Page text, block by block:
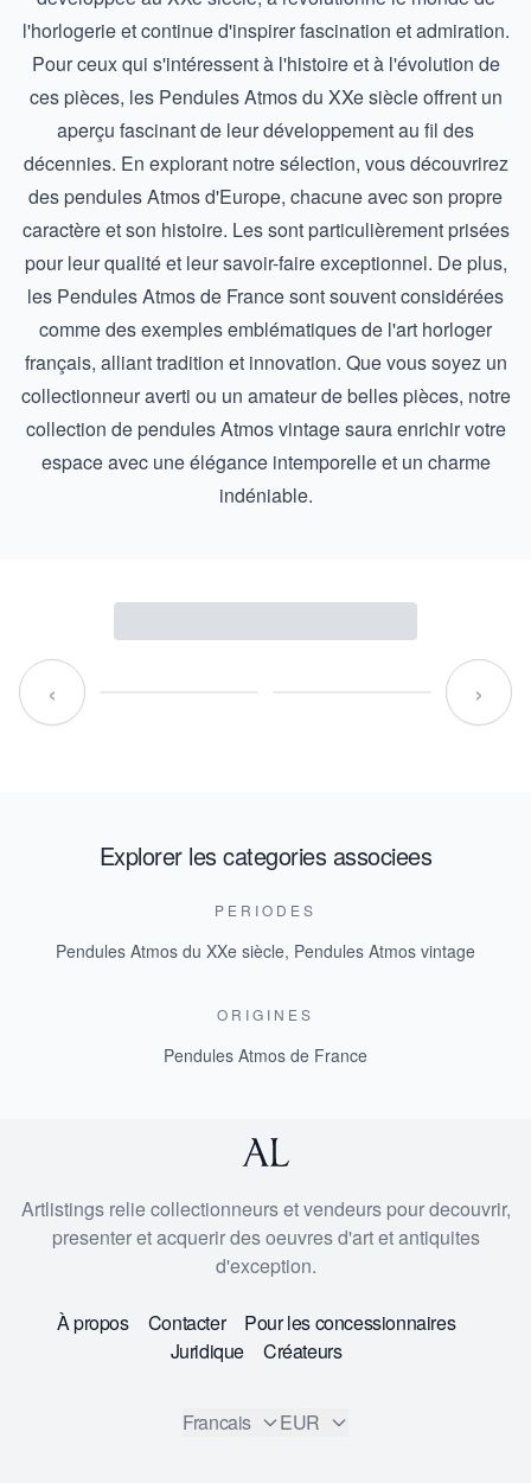
l'horlogerie et continue d'inspirer fascination et admiration.
Pour ceux qui s'intéressent à l'histoire et à l'évolution de
ces pièces, les Pendules Atmos du XXe siècleoffrent un
aperçu fascinant de leur développement au fil des
décennies. En explorant notre sélection, vous découvrirez
des pendules Atmos d'Europe, chacune avec son propre
caractère et son histoire. Les sont particulièrement prisées
pour leur qualité et leur savoir-faire exceptionnel. De plus,
les Pendules Atmos de Francesont souvent considérées
comme des exemples emblématiques de l'art horloger
français, alliant tradition et innovation. Que vous soyez un
collectionneur averti ou un amateur de belles pièces, notre
collection de pendules Atmos vintage saura enrichir votre
espace avec une élégance intemporelle et un charme
indéniable.
‹ ›
Explorer les categories associees
PERIODES
Pendules Atmos du XXe siècle, Pendules Atmos vintage
ORIGINES
Pendules Atmos de France
Artlistings relie collectionneurs et vendeurs pour decouvrir,
presenter et acquerir des oeuvres d'art et antiquites
d'exception.
À propos Contacter
Pour les concessionnaires
Juridique
Créateurs
Francais EUR